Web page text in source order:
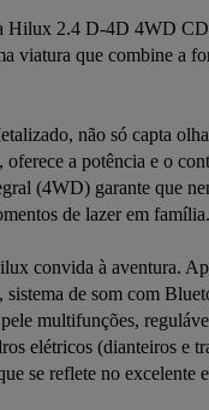
Hilux 2.4 D-4D 4WD
viatura que combine a
não só capta
a potência e o
(4WD) garante que
de lazer em família.
convida à aventura.
de som com
multifunções,
elétricos (dianteiros e
se reflete no excelente